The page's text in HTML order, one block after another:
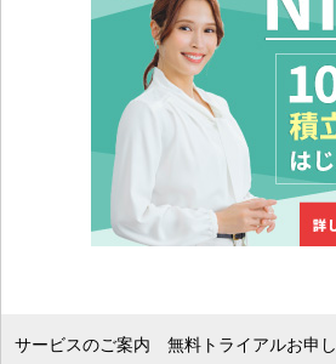
サービスのご案内 無料トライアルお申